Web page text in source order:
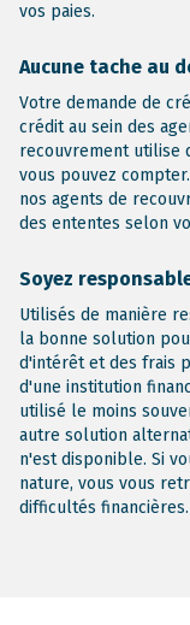
vos paies.
Aucune tache au
Votre demande de
crédit au sein des
recouvrement utilise
vous pouvez
nos agents de
des ententes selon
Soyez
Utilisés de manière
la bonne solution
d'intérêt et des frais
d'une institution
utilisé le moins
autre solution
n'est disponible. Si
nature, vous vous
difficultés financières.